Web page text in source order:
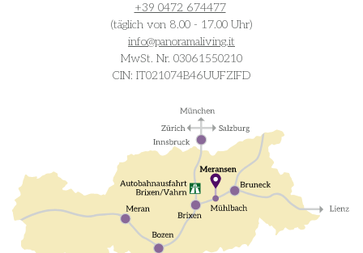
+39 0472 674477
(täglich von 8.00 - 17.00 Uhr)
info@panoramaliving.it
MwSt. Nr. 03061550210
CIN: IT021074B46UUFZIFD